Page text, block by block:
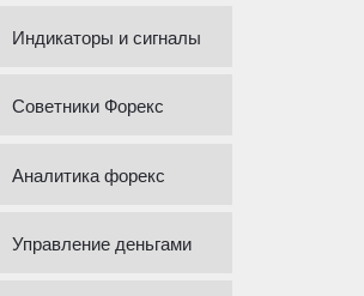
Индикаторы и сигналы
Советники Форекс
Аналитика форекс
Управление деньгами